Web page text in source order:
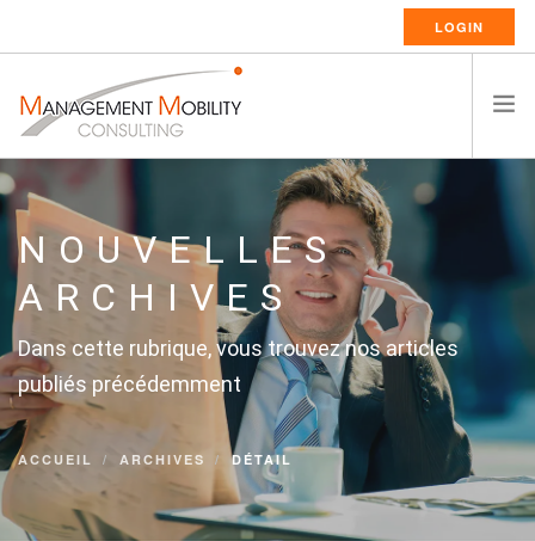
LOGIN
ACCUEIL
A PROPOS
SERVICES DE RELOCATION
RESSOURCES
CARRIÈRES
CONTACT
FRANÇAIS
NOUVELLES
ARCHIVES
Dans cette rubrique, vous trouvez nos articles
publiés précédemment
ACCUEIL ARCHIVES DÉTAIL